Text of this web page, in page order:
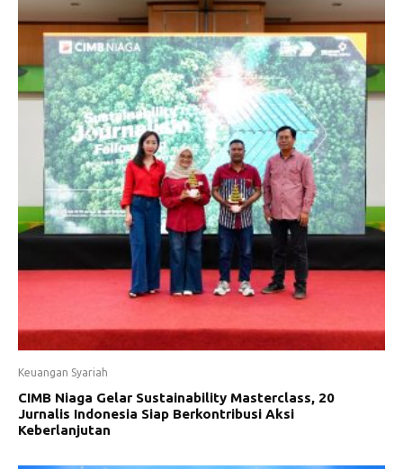
Keuangan Syariah
CIMB Niaga Gelar Sustainability Masterclass, 20
Jurnalis Indonesia Siap Berkontribusi Aksi
Keberlanjutan